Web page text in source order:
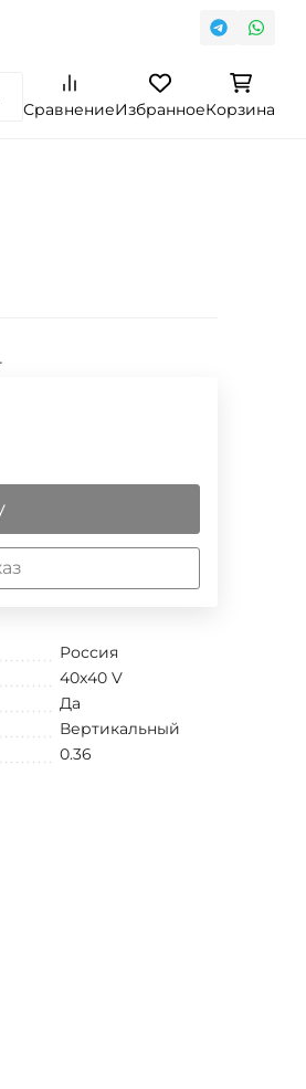
СравнениеИзбранноеКорзина
Россия
40x40 V
Да
Вертикальный
0.36